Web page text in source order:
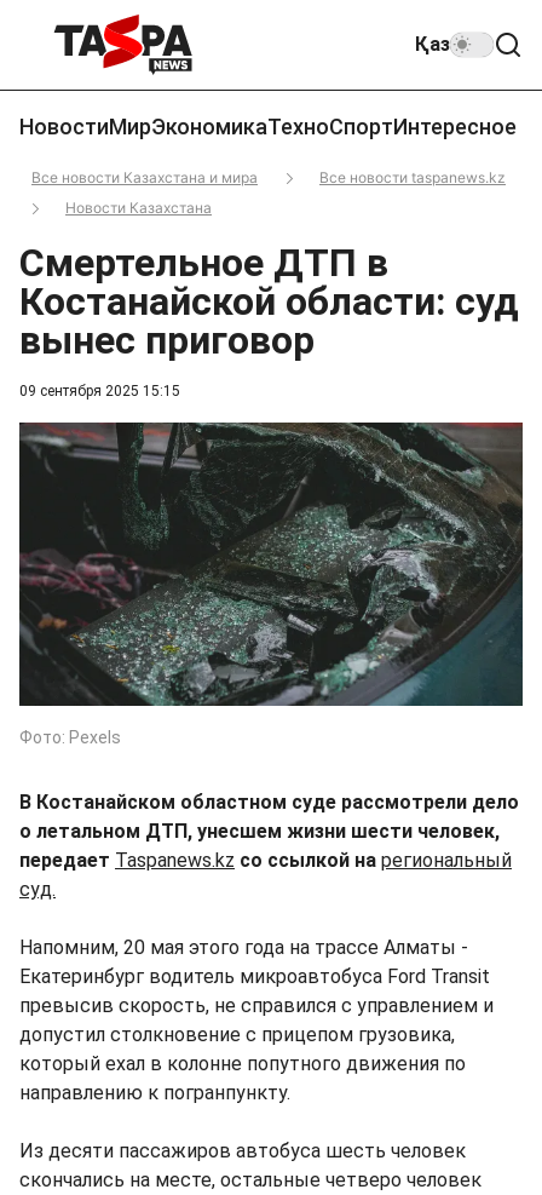
Қаз
НовостиМирЭкономикаТехноСпортИнтересное
Все новости Казахстана и мира
Все новости taspanews.kz
Новости Казахстана
09 сентября 2025 15:15
Смертельное ДТП в
Костанайской области: суд
вынес приговор
Фото: Pexels
В Костанайском областном суде рассмотрели дело
о летальном ДТП, унесшем жизни шести человек,
передает Taspanews.kz со ссылкой на региональный
суд.
Напомним, 20 мая этого года на трассе Алматы -
Екатеринбург водитель микроавтобуса Ford Transit
превысив скорость, не справился с управлением и
допустил столкновение с прицепом грузовика,
который ехал в колонне попутного движения по
направлению к погранпункту.
Из десяти пассажиров автобуса шесть человек
скончались на месте, остальные четверо человек